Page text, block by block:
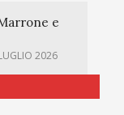
e
2026